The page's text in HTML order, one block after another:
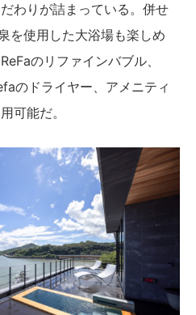
わりが詰まっている。併せ
を使用した大浴場も楽しめ
のリファインバブル、
のドライヤー、アメニティ
可能だ。